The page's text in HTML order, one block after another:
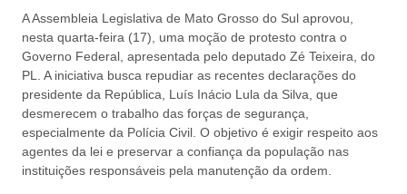
A Assembleia Legislativa de Mato Grosso do Sul aprovou,
nesta quarta-feira (17), uma moção de protesto contra o
Governo Federal, apresentada pelo deputado Zé Teixeira, do
PL. A iniciativa busca repudiar as recentes declarações do
presidente da República, Luís Inácio Lula da Silva, que
desmerecem o trabalho das forças de segurança,
especialmente da Polícia Civil. O objetivo é exigir respeito aos
agentes da lei e preservar a confiança da população nas
instituições responsáveis pela manutenção da ordem.